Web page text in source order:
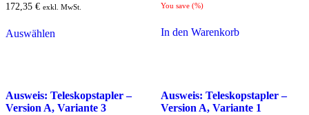
172,35 € exkl. MwSt.
Auswählen
You save (%)
In den Warenkorb
Ausweis: Teleskopstapler –
Version A, Variante 3
Ausweis: Teleskopstapler –
Version A, Variante 1